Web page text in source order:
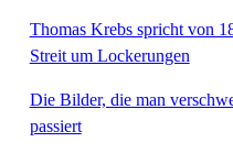
Thomas Krebs spricht von
Streit um Lockerungen
Die Bilder, die man
passiert